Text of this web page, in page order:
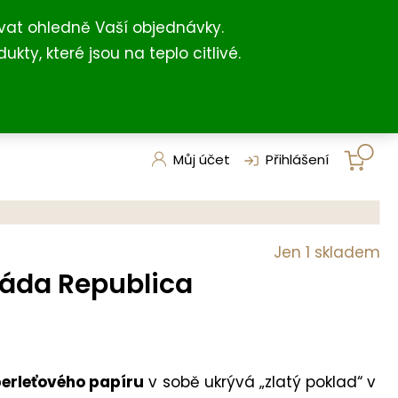
ohledně Vaší objednávky.
které jsou na teplo citlivé.
+420 731 127 211 (For English)
Můj účet Přihlášení
Republica
papíru v sobě ukrývá „zlatý poklad“ v
Jen 1 skladem